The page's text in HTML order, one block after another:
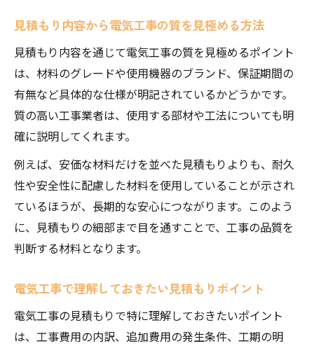
見積もり内容から電気工事の質を見極める方法
見積もり内容を通じて電気工事の質を見極めるポイント
は、材料のグレードや使用機器のブランド、保証期間の
有無など具体的な仕様が明記されているかどうかです。
質の高い工事業者は、使用する部材や工法についても明
確に説明してくれます。
例えば、安価な材料だけを並べた見積もりよりも、耐久
性や安全性に配慮した材料を使用していることが示され
ているほうが、長期的な安心につながります。このよう
に、見積もりの細部まで目を通すことで、工事の品質を
判断する材料となります。
電気工事で理解しておきたい見積もりポイント
電気工事の見積もりで特に理解しておきたいポイント
は、工事費用の内訳、追加費用の発生条件、工期の明